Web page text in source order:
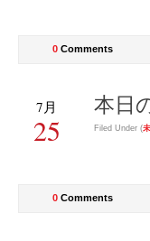
0 Comments
7月
25
本日
Filed Under (
0 Comments